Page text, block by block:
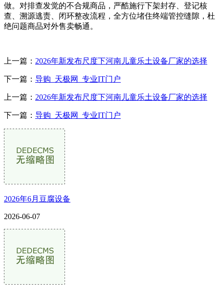
做。对排查发觉的不合规商品，严酷施行下架封存、登记核
查、溯源逃责、闭环整改流程，全方位堵住终端管控缝隙，杜
绝问题商品对外售卖畅通。
上一篇： 2026年新发布尺度下河南儿童乐土设备厂家的选择
下一篇： 导购_天极网_专业IT门户
上一篇： 2026年新发布尺度下河南儿童乐土设备厂家的选择
下一篇： 导购_天极网_专业IT门户
2026年6月豆腐设备
2026-06-07